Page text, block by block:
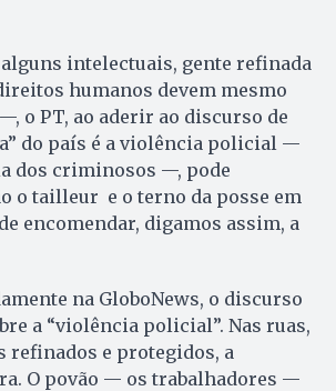
alguns intelectuais, gente refinada
humanos devem mesmo
o PT, ao aderir ao discurso de
do país é a violência policial —
dos criminosos —, pode
o tailleur e o terno da posse em
encomendar, digamos assim, a
na GloboNews, o discurso
a “violência policial”. Nas ruas,
refinados e protegidos, a
O povão — os trabalhadores —